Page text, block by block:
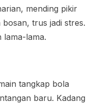
mending pikir
trus jadi stres.
lama-lama.
tangkap bola
baru. Kadang